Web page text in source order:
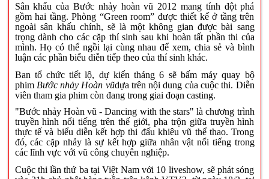
Sân khấu của Bước nhảy hoàn vũ 2012 mang tính đột phá
gồm hai tầng. Phòng “Green room” được thiết kế ở tầng trên
ngoài sân khấu chính, sẽ là một không gian được bài sang
trọng dành cho các cặp thí sinh sau khi hoàn tất phần thi của
mình. Họ có thể ngồi lại cùng nhau để xem, chia sẻ và bình
luận các phần biểu diễn tiếp theo của thí sinh khác.
Ban tổ chức tiết lộ, dự kiến tháng 6 sẽ bấm máy quay bộ
phim Bước nhảy Hoàn vũdựa trên nội dung của cuộc thi. Diễn
viên tham gia phim còn đang trong giai đoạn casting.
"Bước nhảy Hoàn vũ - Dancing with the stars" là chương trình
truyền hình nổi tiếng trên thế giới, pha trộn giữa truyền hình
thực tế và biểu diễn kết hợp thi đấu khiêu vũ thể thao. Trong
đó, các cặp nhảy là sự kết hợp giữa nhân vật nổi tiếng trong
các lĩnh vực với vũ công chuyên nghiệp.
Cuộc thi lần thứ ba tại Việt Nam với 10 liveshow, sẽ phát sóng